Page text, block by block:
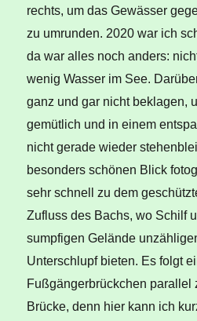
rechts, um das Gewässer
zu umrunden. 2020 war ich
da war alles noch anders:
wenig Wasser im See.
ganz und gar nicht beklagen,
gemütlich und in einem
nicht gerade wieder
besonders schönen Blick
sehr schnell zu dem
Zufluss des Bachs, wo Schilf
sumpfigen Gelände
Unterschlupf bieten. Es folgt
Fußgängerbrückchen parallel
Brücke, denn hier kann ich